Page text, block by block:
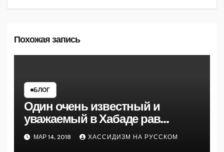
Похожая запись
БЛОГ
Один очень известный и
уважаемый в Хабаде рав
рассказал мне на 770
следующую майсу
МАР 14, 2018 ХАССИДИЗМ НА РУССКОМ